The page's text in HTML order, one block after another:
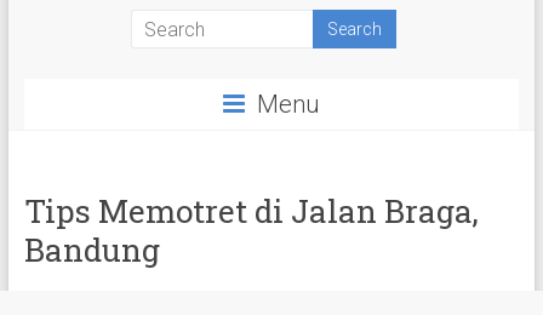
profileprofile
on
Menu
Tips Memotret di Jalan Braga,
Bandung